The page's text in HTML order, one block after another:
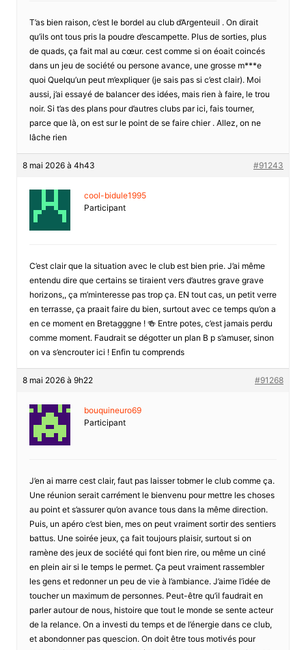
T’as bien raison, c’est le bordel au club d’Argenteuil . On dirait
qu’ils ont tous pris la poudre d’escampette. Plus de sorties, plus
de quads, ça fait mal au cœur. cest comme si on éoait coincés
dans un jeu de société ou persone avance, une grosse m***e
quoi Quelqu’un peut m’expliquer (je sais pas si c’est clair). Moi
aussi, j’ai essayé de balancer des idées, mais rien à faire, le trou
noir. Si t’as des plans pour d’autres clubs par ici, fais tourner,
parce que là, on est sur le point de se faire chier . Allez, on ne
lâche rien
8 mai 2026 à 4h43 #91243
cool-bidule1995
Participant
C’est clair que la situation avec le club est bien prie. J’ai même
entendu dire que certains se tiraient vers d’autres grave grave
horizons,, ça m’minteresse pas trop ça. EN tout cas, un petit verre
en terrasse, ça praait faire du bien, surtout avec ce temps qu’on a
en ce moment en Bretagggne ! 🍻 Entre potes, c’est jamais perdu
comme moment. Faudrait se dégotter un plan B p s’amuser, sinon
on va s’encrouter ici ! Enfin tu comprends
8 mai 2026 à 9h22 #91268
bouquineuro69
Participant
J’en ai marre cest clair, faut pas laisser tobmer le club comme ça.
Une réunion serait carrément le bienvenu pour mettre les choses
au point et s’assurer qu’on avance tous dans la même direction.
Puis, un apéro c’est bien, mes on peut vraiment sortir des sentiers
battus. Une soirée jeux, ça fait toujours plaisir, surtout si on
ramène des jeux de société qui font bien rire, ou même un ciné
en plein air si le temps le permet. Ça peut vraiment rassembler
les gens et redonner un peu de vie à l’ambiance. J’aime l’idée de
toucher un maximum de personnes. Peut-être qu’il faudrait en
parler autour de nous, histoire que tout le monde se sente acteur
de la relance. On a investi du temps et de l’énergie dans ce club,
et abondonner pas quescion. On doit être tous motivés pour